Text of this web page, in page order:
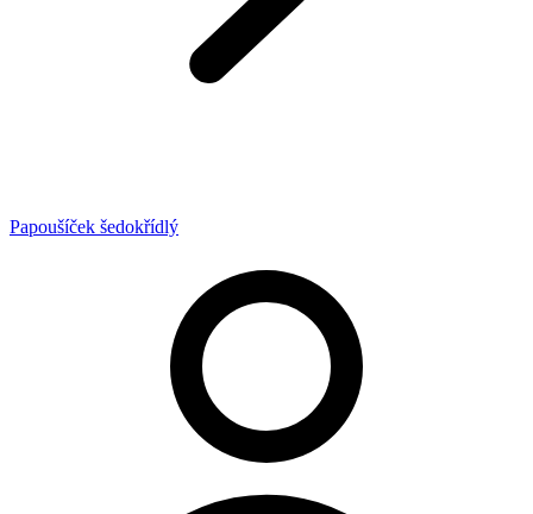
Papoušíček šedokřídlý